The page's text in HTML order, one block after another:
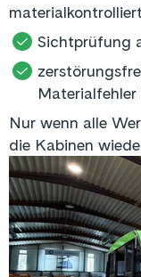
Sichtprüfung
Materialfehler
Nur wenn alle
die Kabinen